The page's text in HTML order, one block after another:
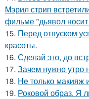
Мэрил стрип
фильме "дьявол
15. Перед отпуском
красоты.
16. Сделай это, до
17. Зачем нужно утро
18. He только
19. Роковой образ. Я